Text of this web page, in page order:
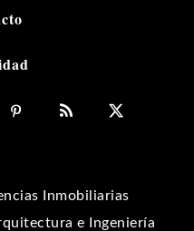
Inmobiliarias
e Ingeniería